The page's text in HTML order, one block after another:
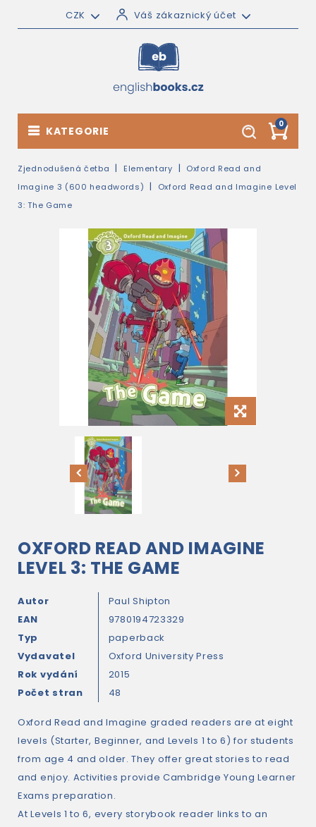
CZK Váš zákaznický účet
0
KATEGORIE
Zjednodušená četba Elementary
Oxford Read and
Imagine 3 (600 headwords)
Oxford Read and Imagine Level
3: The Game
OXFORD READ AND IMAGINE
LEVEL 3: THE GAME
Autor
Paul Shipton
EAN
9780194723329
Typ
paperback
Vydavatel
Oxford University Press
Rok vydání
2015
Počet stran
48
Oxford Read and Imagine graded readers are at eight
levels (Starter, Beginner, and Levels 1 to 6) for students
from age 4 and older. They offer great stories to read
and enjoy. Activities provide Cambridge Young Learner
Exams preparation.
At Levels 1 to 6, every storybook reader links to an